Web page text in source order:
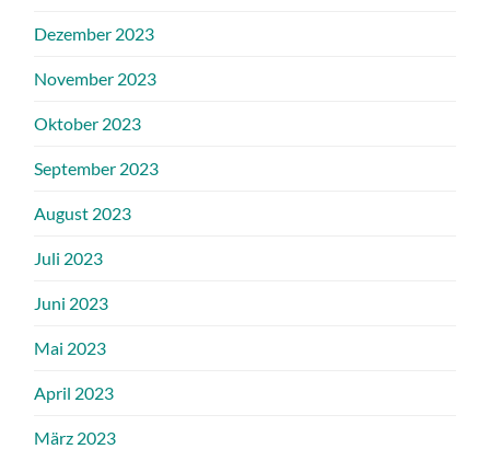
Dezember 2023
November 2023
Oktober 2023
September 2023
August 2023
Juli 2023
Juni 2023
Mai 2023
April 2023
März 2023